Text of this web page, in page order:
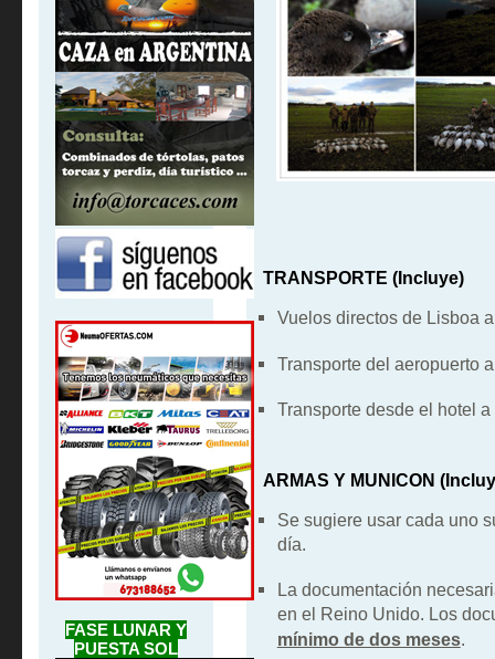
FASE LUNAR Y
PUESTA SOL
TRANSPORTE (Incluye)
Vuelos directos de Lisboa
Transporte del aeropuerto
Transporte desde el hotel
ARMAS Y MUNICON
Se sugiere usar cada uno
día.
La documentación
en el Reino Unido. Los
mínimo de dos meses.